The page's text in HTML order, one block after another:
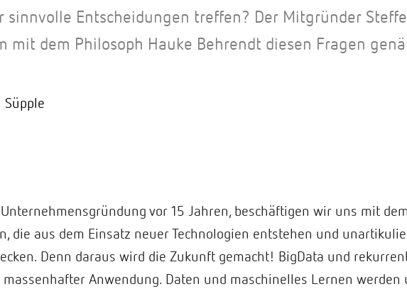
sinnvolle Entscheidungen treffen? Der Mitgründer
mit dem Philosoph Hauke Behrendt diesen Fragen
Süpple
vor 15 Jahren, beschäftigen wir uns mit
die aus dem Einsatz neuer Technologien entstehen und
Denn daraus wird die Zukunft gemacht! BigData und
massenhafter Anwendung. Daten und maschinelles Lernen werden